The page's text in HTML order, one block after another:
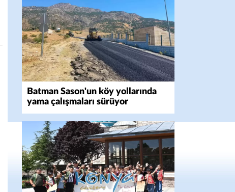
Batman Sason'un köy yollarında
yama çalışmaları sürüyor